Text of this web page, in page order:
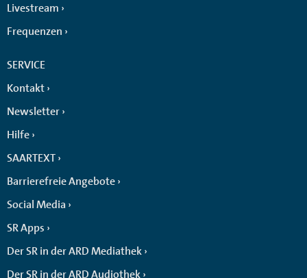
Livestream
Frequenzen
SERVICE
Kontakt
Newsletter
Hilfe
SAARTEXT
Barrierefreie Angebote
Social Media
SR Apps
Der SR in der ARD Mediathek
Der SR in der ARD Audiothek